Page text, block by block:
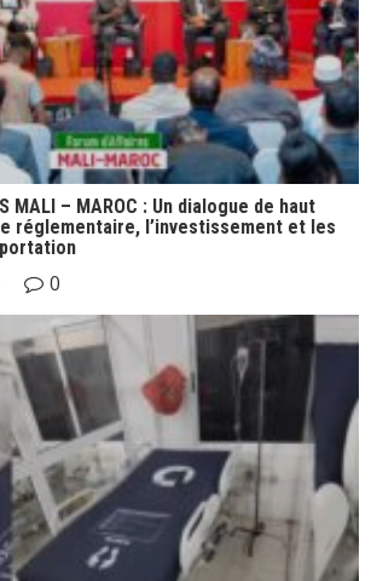
MALI – MAROC : Un dialogue de haut
réglementaire, l’investissement et les
0